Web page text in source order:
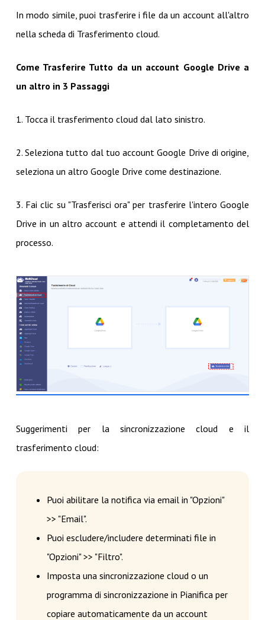
In modo simile, puoi trasferire i file da un account all'altro
nella scheda di Trasferimento cloud.
Come Trasferire Tutto da un account Google Drive a
un altro in 3 Passaggi
1. Tocca il trasferimento cloud dal lato sinistro.
2. Seleziona tutto dal tuo account Google Drive di origine,
seleziona un altro Google Drive come destinazione.
3. Fai clic su "Trasferisci ora" per trasferire l'intero Google
Drive in un altro account e attendi il completamento del
processo.
Suggerimenti per la sincronizzazione cloud e il
trasferimento cloud:
Puoi abilitare la notifica via email in "Opzioni"
>> "Email".
Puoi escludere/includere determinati file in
"Opzioni" >> "Filtro".
Imposta una sincronizzazione cloud o un
programma di sincronizzazione in Pianifica per
copiare automaticamente da un account